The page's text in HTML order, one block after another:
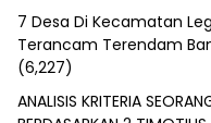
7 Desa Di Kecamatan
Terancam Terendam
(6,227)
ANALISIS KRITERIA